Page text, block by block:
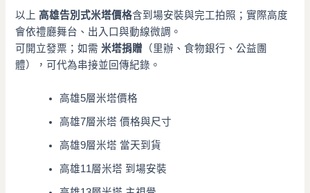
以上高雄告別式米塔價格含到場安裝與完工拍照；實際高度
會依禮廳舞台、出入口與動線微調。
可開立發票；如需米塔捐贈 （里辦、食物銀行、公益團
體），可代為串接並回傳紀錄。
高雄5層米塔價格
高雄7層米塔 價格與尺寸
高雄9層米塔 當天到貨
高雄11層米塔 到場安裝